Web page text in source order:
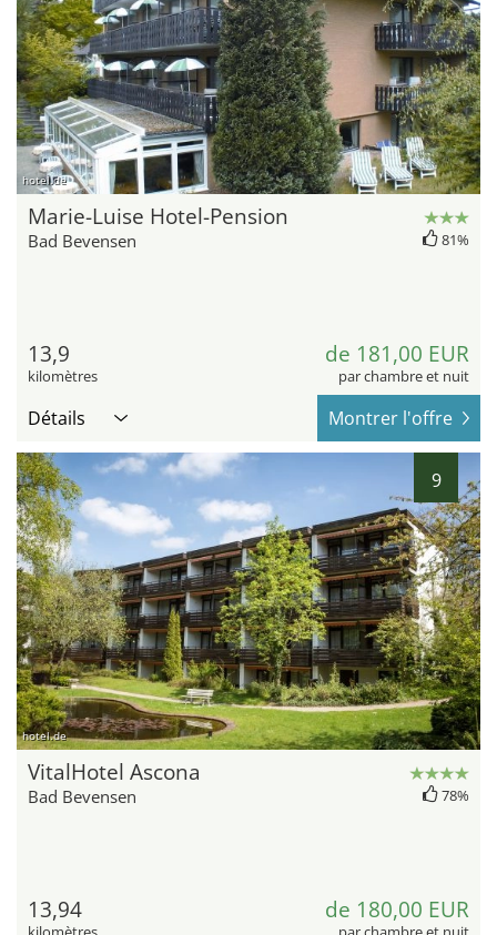
hotel.de
Marie-Luise Hotel-Pension
Bad Bevensen 81%
13,9
kilomètres
de 181,00 EUR
par chambre et nuit
Détails Montrer l'offre
9
hotel.de
VitalHotel Ascona
Bad Bevensen 78%
13,94 de 180,00 EUR